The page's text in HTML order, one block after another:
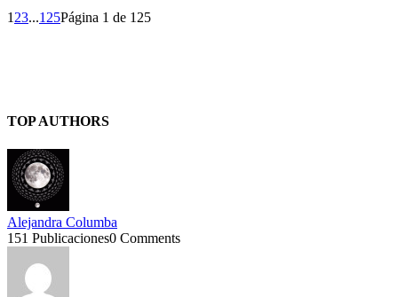
1 23...125Página 1 de 125
TOP AUTHORS
Alejandra Columba
151 Publicaciones0 Comments